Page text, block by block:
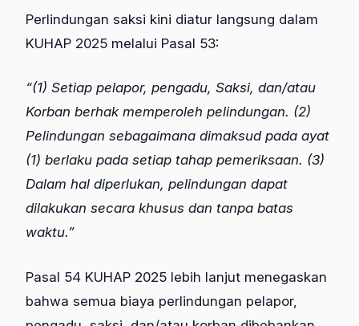
Perlindungan saksi kini diatur langsung dalam
KUHAP 2025 melalui Pasal 53:
“(1) Setiap pelapor, pengadu, Saksi, dan/atau
Korban berhak memperoleh pelindungan. (2)
Pelindungan sebagaimana dimaksud pada ayat
(1) berlaku pada setiap tahap pemeriksaan. (3)
Dalam hal diperlukan, pelindungan dapat
dilakukan secara khusus dan tanpa batas
waktu.”
Pasal 54 KUHAP 2025 lebih lanjut menegaskan
bahwa semua biaya perlindungan pelapor,